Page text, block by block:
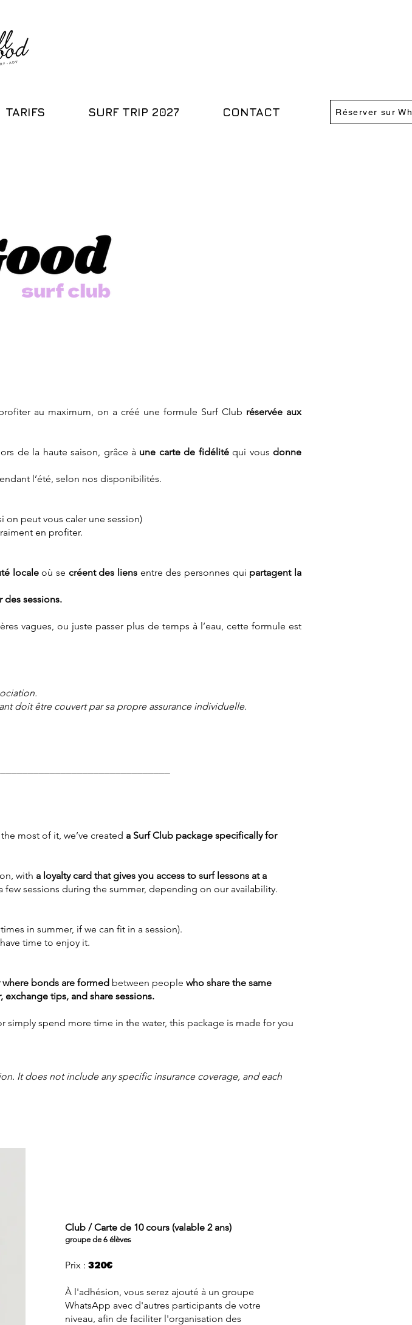
TARIFS SURF TRIP 2027 CONTACT Réserver sur
au maximum, on a créé une formule Surf Club réservée aux
de la haute saison, grâce à une carte de fidélitéqui vousdonne
l’été, selon nos disponibilités.
on peut vous caler une session)
en profiter.
localeoù se créent des liensentre des personnes qui partagent la
des sessions.
vagues, ou juste passer plus de temps à l’eau, cette formule est
doit être couvert par sa propre assurance individuelle.
most of it, we’ve created a Surf Club package specifically for
with a loyalty card that gives you access to surf lessons at a
few sessions during the summer, depending on our availability.
in summer, if we can fit in a session).
time to enjoy it.
bonds are formed between people who share the same
tips, and share sessions.
simply spend more time in the water, this package is made for you
It does not include any specific insurance coverage, and each
Club / Carte de 10 cours (valable 2 ans)
groupe de 6 élèves​
Prix : 320€
À l'adhésion, vous serez ajouté à un groupe
WhatsApp avec d'autres participants de votre
niveau, afin de faciliter l'organisation des